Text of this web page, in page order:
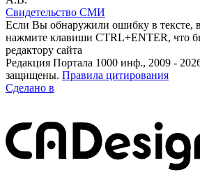
Свидетельство СМИ
Если Вы обнаружили ошибку в тексте,
нажмите клавиши CTRL+ENTER, что
редактору сайта
Редакция Портала 1000 инф., 2009 -
защищены. Правила цитирования
Сделано в